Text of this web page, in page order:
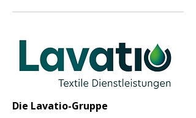
Die Lavatio-Gruppe